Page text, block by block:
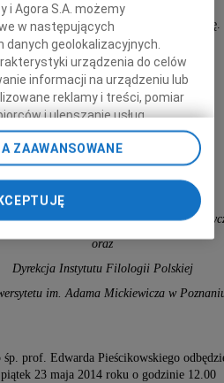
Z chwilą śmierci Profesora
historia literatury poniosła wielką stratę.
Rodzinie Zmarłego
składają
i Rada Wydziału Filologii Polskiej i
oraz
Dyrekcja Instytutu Filologii Polskiej
im. Adama Mickiewicza w
śp. prof. Edwarda Pieścikowskiego
23 maja 2014 roku o godzinie 12.00
i Agora S.A. możemy
w następujących
danych geolokalizacyjnych.
urządzenia do celów
informacji na urządzeniu lub
reklamy i treści, pomiar
i ulepszanie usług.
ZAAWANSOWANE